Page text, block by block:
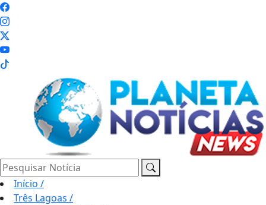
Pesquisar Notícia
Início /
Três Lagoas /